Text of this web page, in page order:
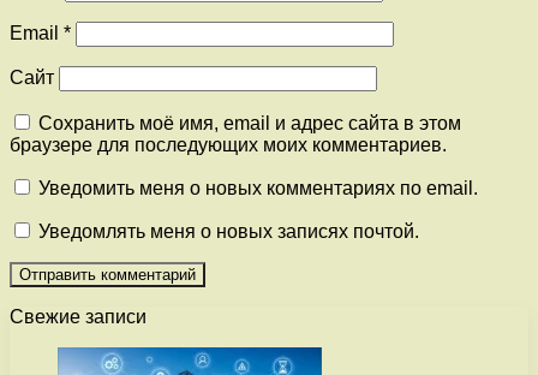
Email *
Сайт
Сохранить моё имя, email и адрес сайта в этом
браузере для последующих моих комментариев.
Уведомить меня о новых комментариях по email.
Уведомлять меня о новых записях почтой.
Свежие записи